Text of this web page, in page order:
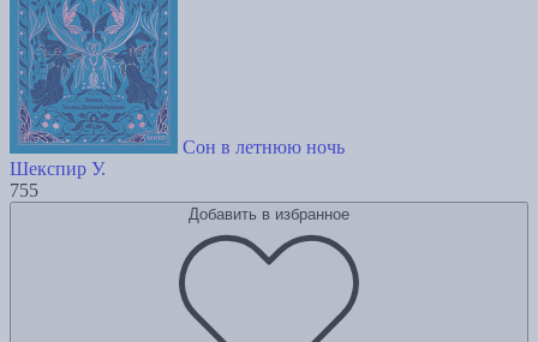
Сон в летнюю ночь
Шекспир У.
755
Добавить в избранное